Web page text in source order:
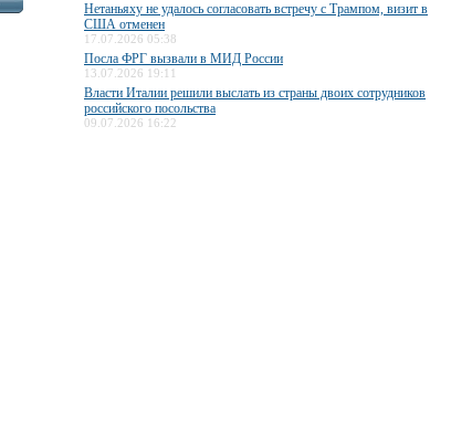
Нетаньяху не удалось согласовать встречу с Трампом, визит в
США отменен
17.07.2026 05:38
Посла ФРГ вызвали в МИД России
13.07.2026 19:11
Власти Италии решили выслать из страны двоих сотрудников
российского посольства
09.07.2026 16:22